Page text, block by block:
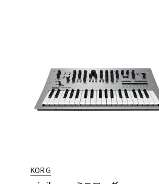
KORG